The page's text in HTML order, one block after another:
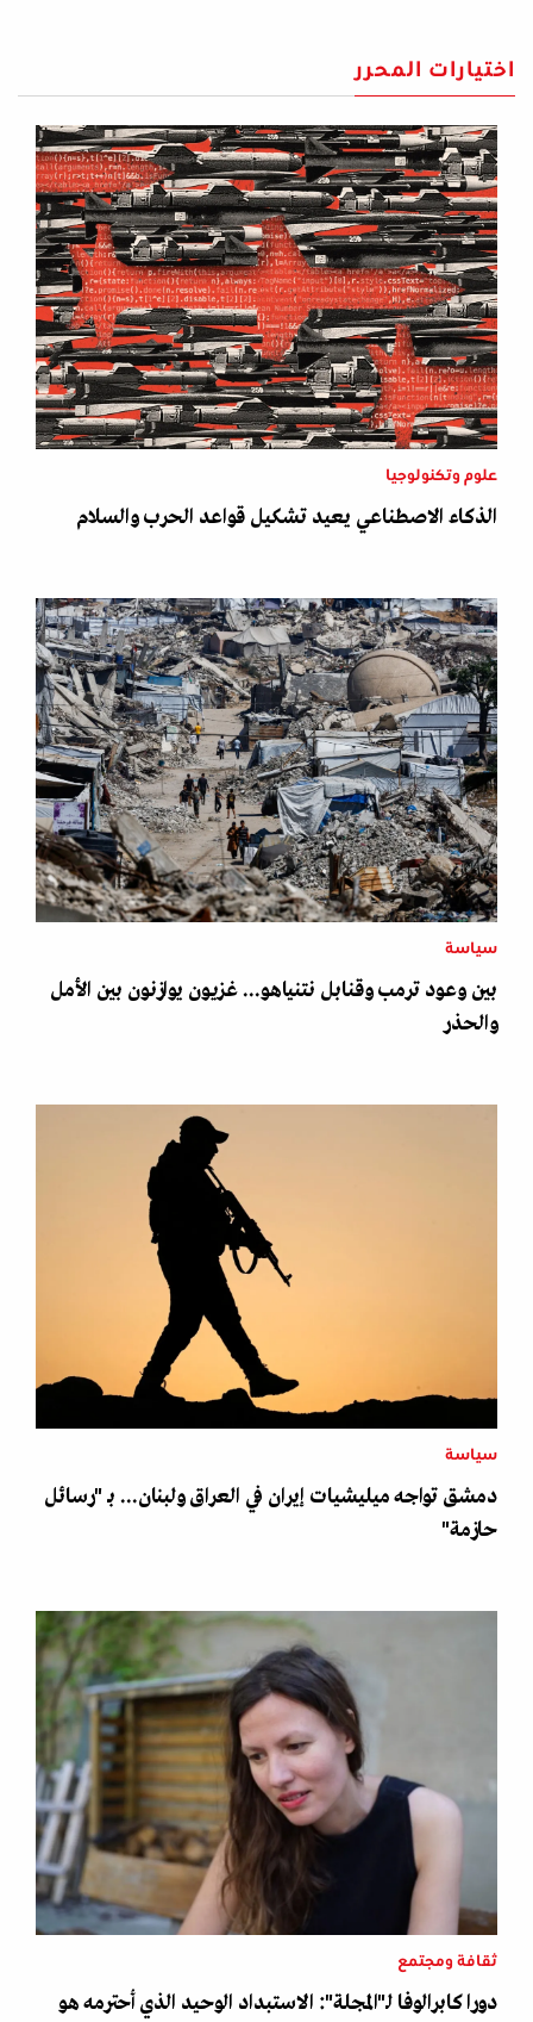
اختيارات المحرر
علوم وتكنولوجيا
الذكاء الاصطناعي يعيد تشكيل قواعد الحرب والسلام
سياسة
بين وعود ترمب وقنابل نتنياهو... غزيون يوازنون بين الأمل
والحذر
سياسة
دمشق تواجه ميليشيات إيران في العراق ولبنان... بـ "رسائل
حازمة"
ثقافة ومجتمع
دورا كابرالوفا لـ"المجلة": الاستبداد الوحيد الذي أحترمه هو